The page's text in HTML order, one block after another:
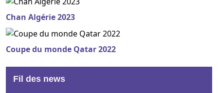
Chan Algérie 2023
Coupe du monde Qatar 2022
Fil des news